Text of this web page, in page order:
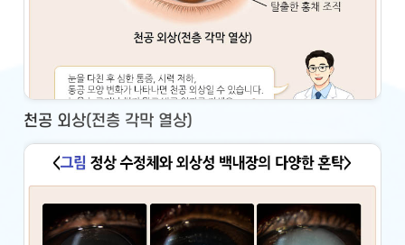
천공 외상(전층 각막 열상)